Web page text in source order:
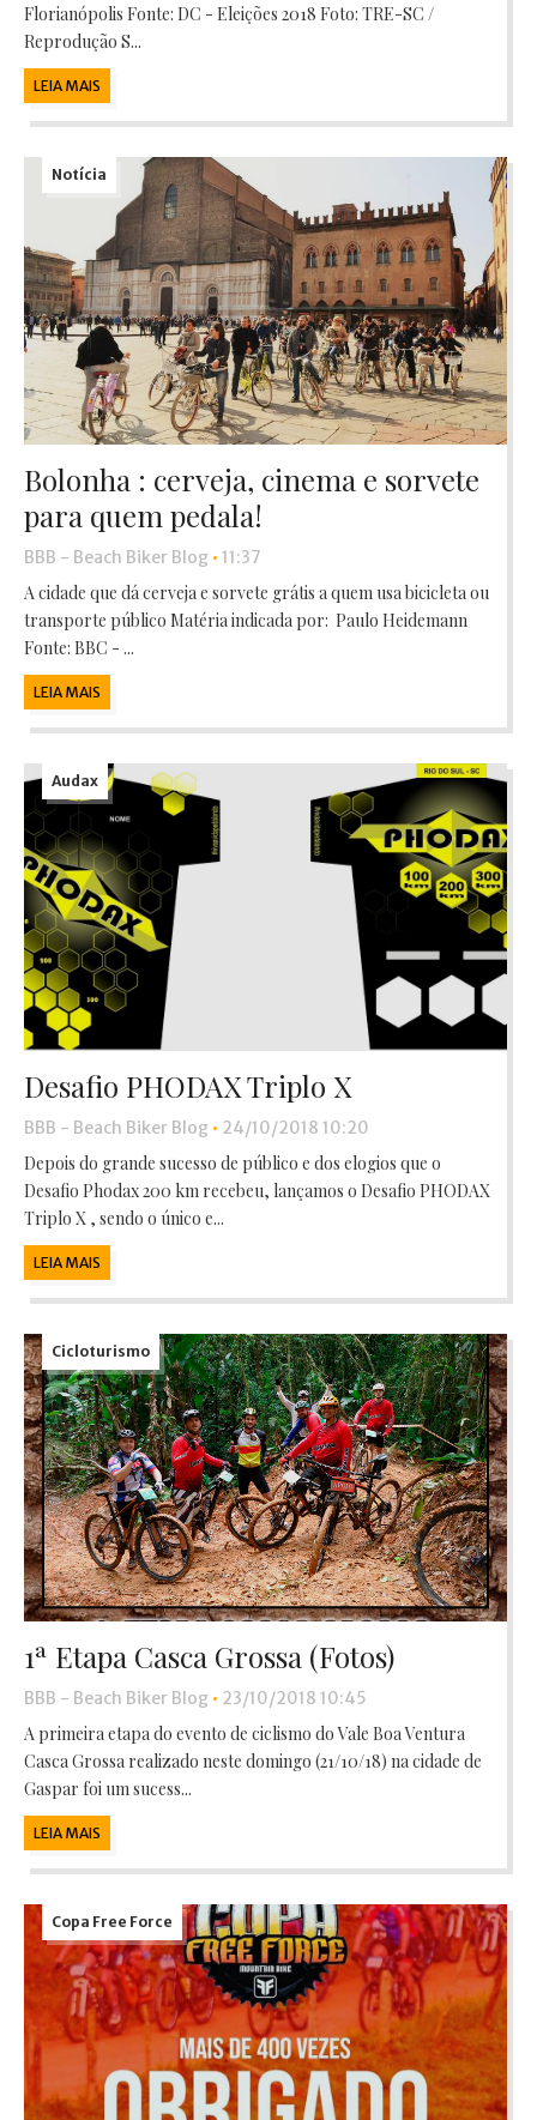
Florianópolis Fonte: DC - Eleições 2018 Foto: TRE-SC /
Reprodução S...
LEIA MAIS
Notícia
Bolonha : cerveja, cinema e sorvete
para quem pedala!
BBB - Beach Biker Blog • 11:37
A cidade que dá cerveja e sorvete grátis a quem usa bicicleta ou
transporte público Matéria indicada por: Paulo Heidemann
Fonte: BBC - ...
LEIA MAIS
Audax
Desafio PHODAX Triplo X
BBB - Beach Biker Blog • 24/10/2018 10:20
Depois do grande sucesso de público e dos elogios que o
Desafio Phodax 200 km recebeu, lançamos o Desafio PHODAX
Triplo X , sendo o único e...
LEIA MAIS
Cicloturismo
1ª Etapa Casca Grossa (Fotos)
BBB - Beach Biker Blog • 23/10/2018 10:45
A primeira etapa do evento de ciclismo do Vale Boa Ventura
Casca Grossa realizado neste domingo (21/10/18) na cidade de
Gaspar foi um sucess...
LEIA MAIS
Copa Free Force